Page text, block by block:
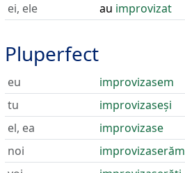
ei, ele
au improvizat
Pluperfect
eu
improvizasem
tu
improvizaseși
el, ea
improvizase
noi
improvizaserăm